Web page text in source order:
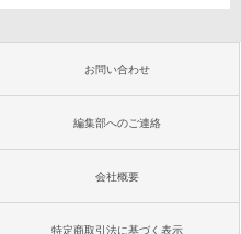
お問い合わせ
編集部へのご連絡
会社概要
特定商取引法に基づく表示